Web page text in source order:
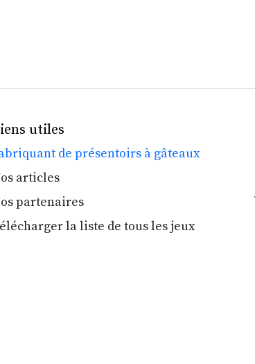
utiles
de présentoirs à gâteaux
articles
partenaires
la liste de tous les jeux